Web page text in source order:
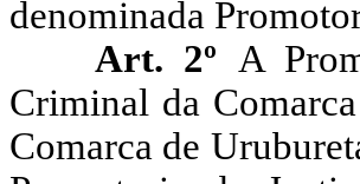
denominada
Art. 2º A
Criminal da
Comarca de